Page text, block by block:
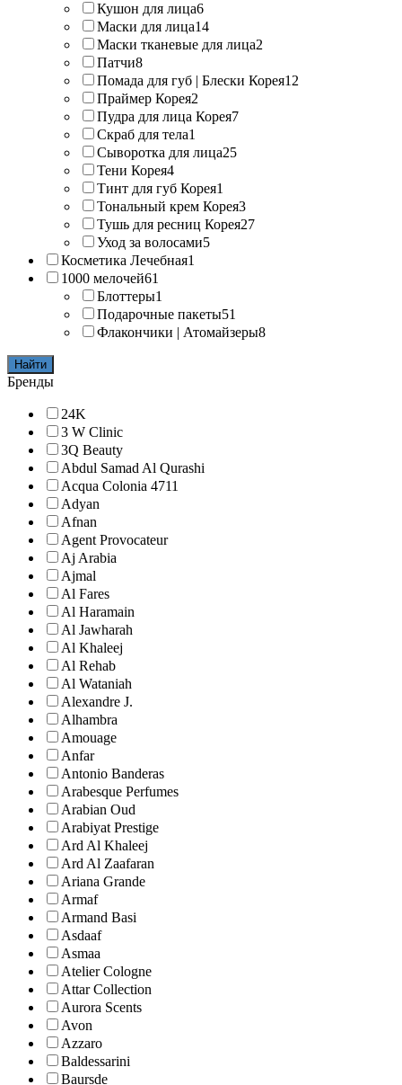
Кушон для лица6
Маски для лица14
Маски тканевые для лица2
Патчи8
Помада для губ | Блески Корея12
Праймер Корея2
Пудра для лица Корея7
Скраб для тела1
Сыворотка для лица25
Тени Корея4
Тинт для губ Корея1
Тональный крем Корея3
Тушь для ресниц Корея27
Уход за волосами5
Косметика Лечебная1
1000 мелочей61
Блоттеры1
Подарочные пакеты51
Флакончики | Атомайзеры8
Найти
Бренды
24K
3 W Clinic
3Q Beauty
Abdul Samad Al Qurashi
Acqua Colonia 4711
Adyan
Afnan
Agent Provocateur
Aj Arabia
Ajmal
Al Fares
Al Haramain
Al Jawharah
Al Khaleej
Al Rehab
Al Wataniah
Alexandre J.
Alhambra
Amouage
Anfar
Antonio Banderas
Arabesque Perfumes
Arabian Oud
Arabiyat Prestige
Ard Al Khaleej
Ard Al Zaafaran
Ariana Grande
Armaf
Armand Basi
Asdaaf
Asmaa
Atelier Cologne
Attar Collection
Aurora Scents
Avon
Azzaro
Baldessarini
Baursde